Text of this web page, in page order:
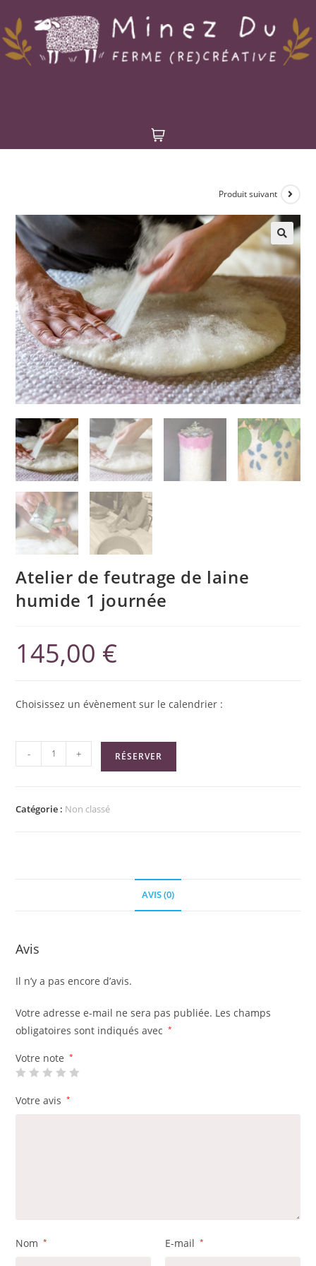
Produit suivant
Atelier de feutrage de laine
humide​ 1 journée
145,00 €
Choisissez un évènement sur le calendrier :
- + RÉSERVER
Catégorie : Non classé
AVIS (0)
Avis
Il n’y a pas encore d’avis.
Votre adresse e-mail ne sera pas publiée. Les champs
obligatoires sont indiqués avec
*
Votre note *
Votre avis *
Nom * E-mail *